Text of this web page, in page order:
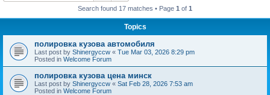
Search found 17 matches • Page 1 of 1
Topics
полировка кузова автомобиля
Last post by Shinergyccw « Tue Mar 03, 2026 8:29 pm
Posted in Welcome Forum
полировка кузова цена минск
Last post by Shinergyccw « Sat Feb 28, 2026 7:53 am
Posted in Welcome Forum